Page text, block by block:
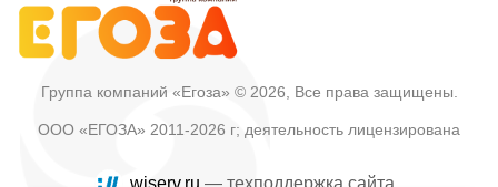
Группа компаний «Егоза» © 2026, Все права защищены.
ООО «ЕГОЗА» 2011-2026 г; деятельность лицензирована
wiserv.ru — техподдержка сайта